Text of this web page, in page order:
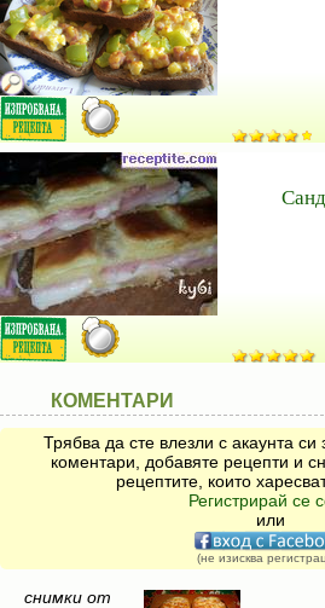
КОМЕНТАРИ
Трябва да сте влезли с акаунта
коментари, добавяте рецепти и
рецептите, които
Регистрирай се
или
(не изисква
снимки от